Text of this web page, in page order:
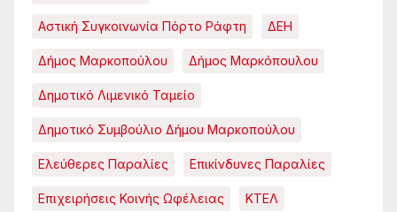
Αστική Συγκοινωνία Πόρτο Ράφτη ΔΕΗ
Δήμος Μαρκοπούλου Δήμος Μαρκόπουλου
Δημοτικό Λιμενικό Ταμείο
Δημοτικό Συμβούλιο Δήμου Μαρκοπούλου
Ελεύθερες Παραλίες Επικίνδυνες Παραλίες
Επιχειρήσεις Κοινής Ωφέλειας ΚΤΕΛ